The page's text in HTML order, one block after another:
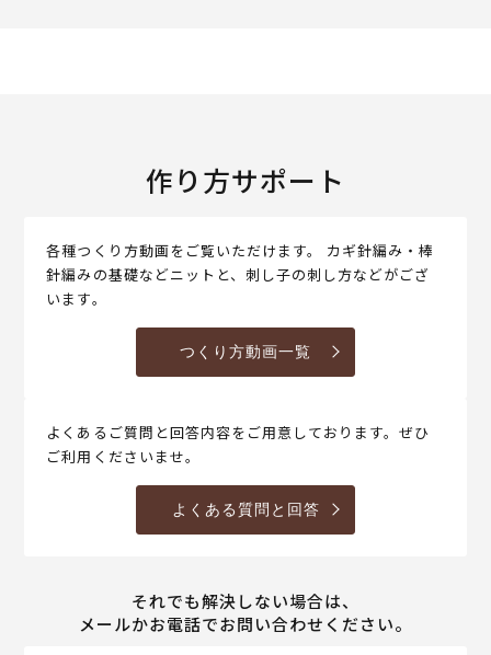
作り方サポート
各種つくり方動画をご覧いただけます。 カギ針編み・棒
針編みの基礎などニットと、刺し子の刺し方などがござ
います。
つくり方動画一覧
よくあるご質問と回答内容をご用意しております。ぜひ
ご利用くださいませ。
よくある質問と回答
それでも解決しない場合は、
メールかお電話でお問い合わせください。